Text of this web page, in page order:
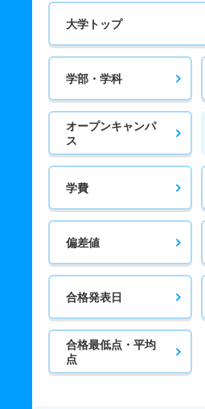
大学トップ
学部・学科
オープンキャンパ
ス
学費
偏差値
合格発表日
合格最低点・平均
点